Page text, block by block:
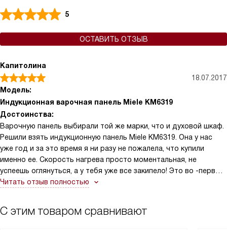
5
ОСТАВИТЬ ОТЗЫВ
Капитолина
18.07.2017
Модель:
Индукционная варочная панель Miele KM6319
Достоинства:
Варочную панель выбирали той же марки, что и духовой шкаф.
Решили взять индукционную панель Miele KM6319. Она у нас
уже год и за это время я ни разу не пожалела, что купили
именно ее. Скорость нагрева просто моментальная, не
успеешь оглянуться, а у тебя уже все закипело! Это во -первых.
А во -вторых убежавшая жидкость не пригорает, так как сама
Читать отзыв полностью
С этим товаром сравнивают